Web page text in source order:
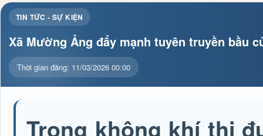
TIN TỨC - SỰ KIỆN
Xã Mường Ảng đẩy mạnh tuyên truyền bầu
Thời gian đăng: 11/03/2026 00:00
Trong không khí thi